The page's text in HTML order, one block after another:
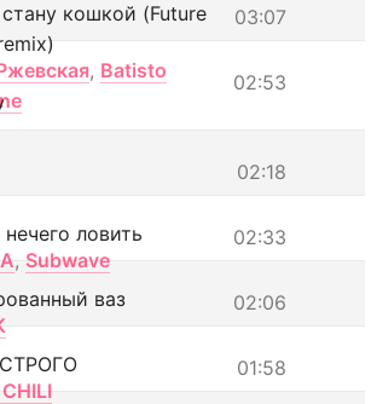
03:07
стану кошкой (Future
, Batisto
02:53
02:18
02:33
ловить
, Subwave
02:06
ваз
01:58